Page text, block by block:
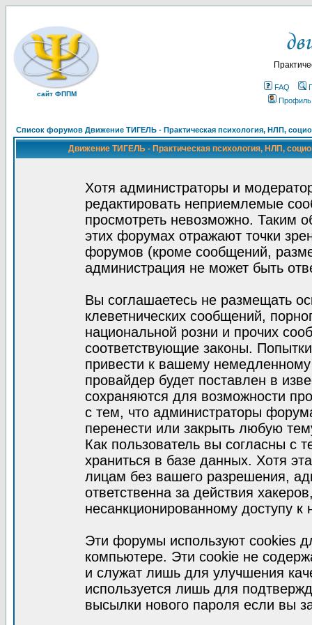
сайт ФППМ
FAQ
Профиль
Список форумов Движение ТИГЕЛЬ - Практическая психология, НЛП,
Движение ТИГЕЛЬ - Практическая психология, НЛП,
Хотя администраторы и
редактировать неприемлемые
просмотреть невозможно. Таким
этих форумах отражают точки
форумов (кроме сообщений,
администрация не может быть
Вы соглашаетесь не размещать
клеветнических сообщений,
национальной розни и прочих
соответствующие законы.
привести к вашему
провайдер будет поставлен в
сохраняются для возможности
с тем, что администраторы
перенести или закрыть любую
Как пользователь вы согласны с
храниться в базе данных. Хотя
лицам без вашего разрешения,
ответственна за действия
несанкционированному доступу к
Эти форумы используют cookies
компьютере. Эти cookie не
и служат лишь для улучшения
используется лишь для
высылки нового пароля если вы